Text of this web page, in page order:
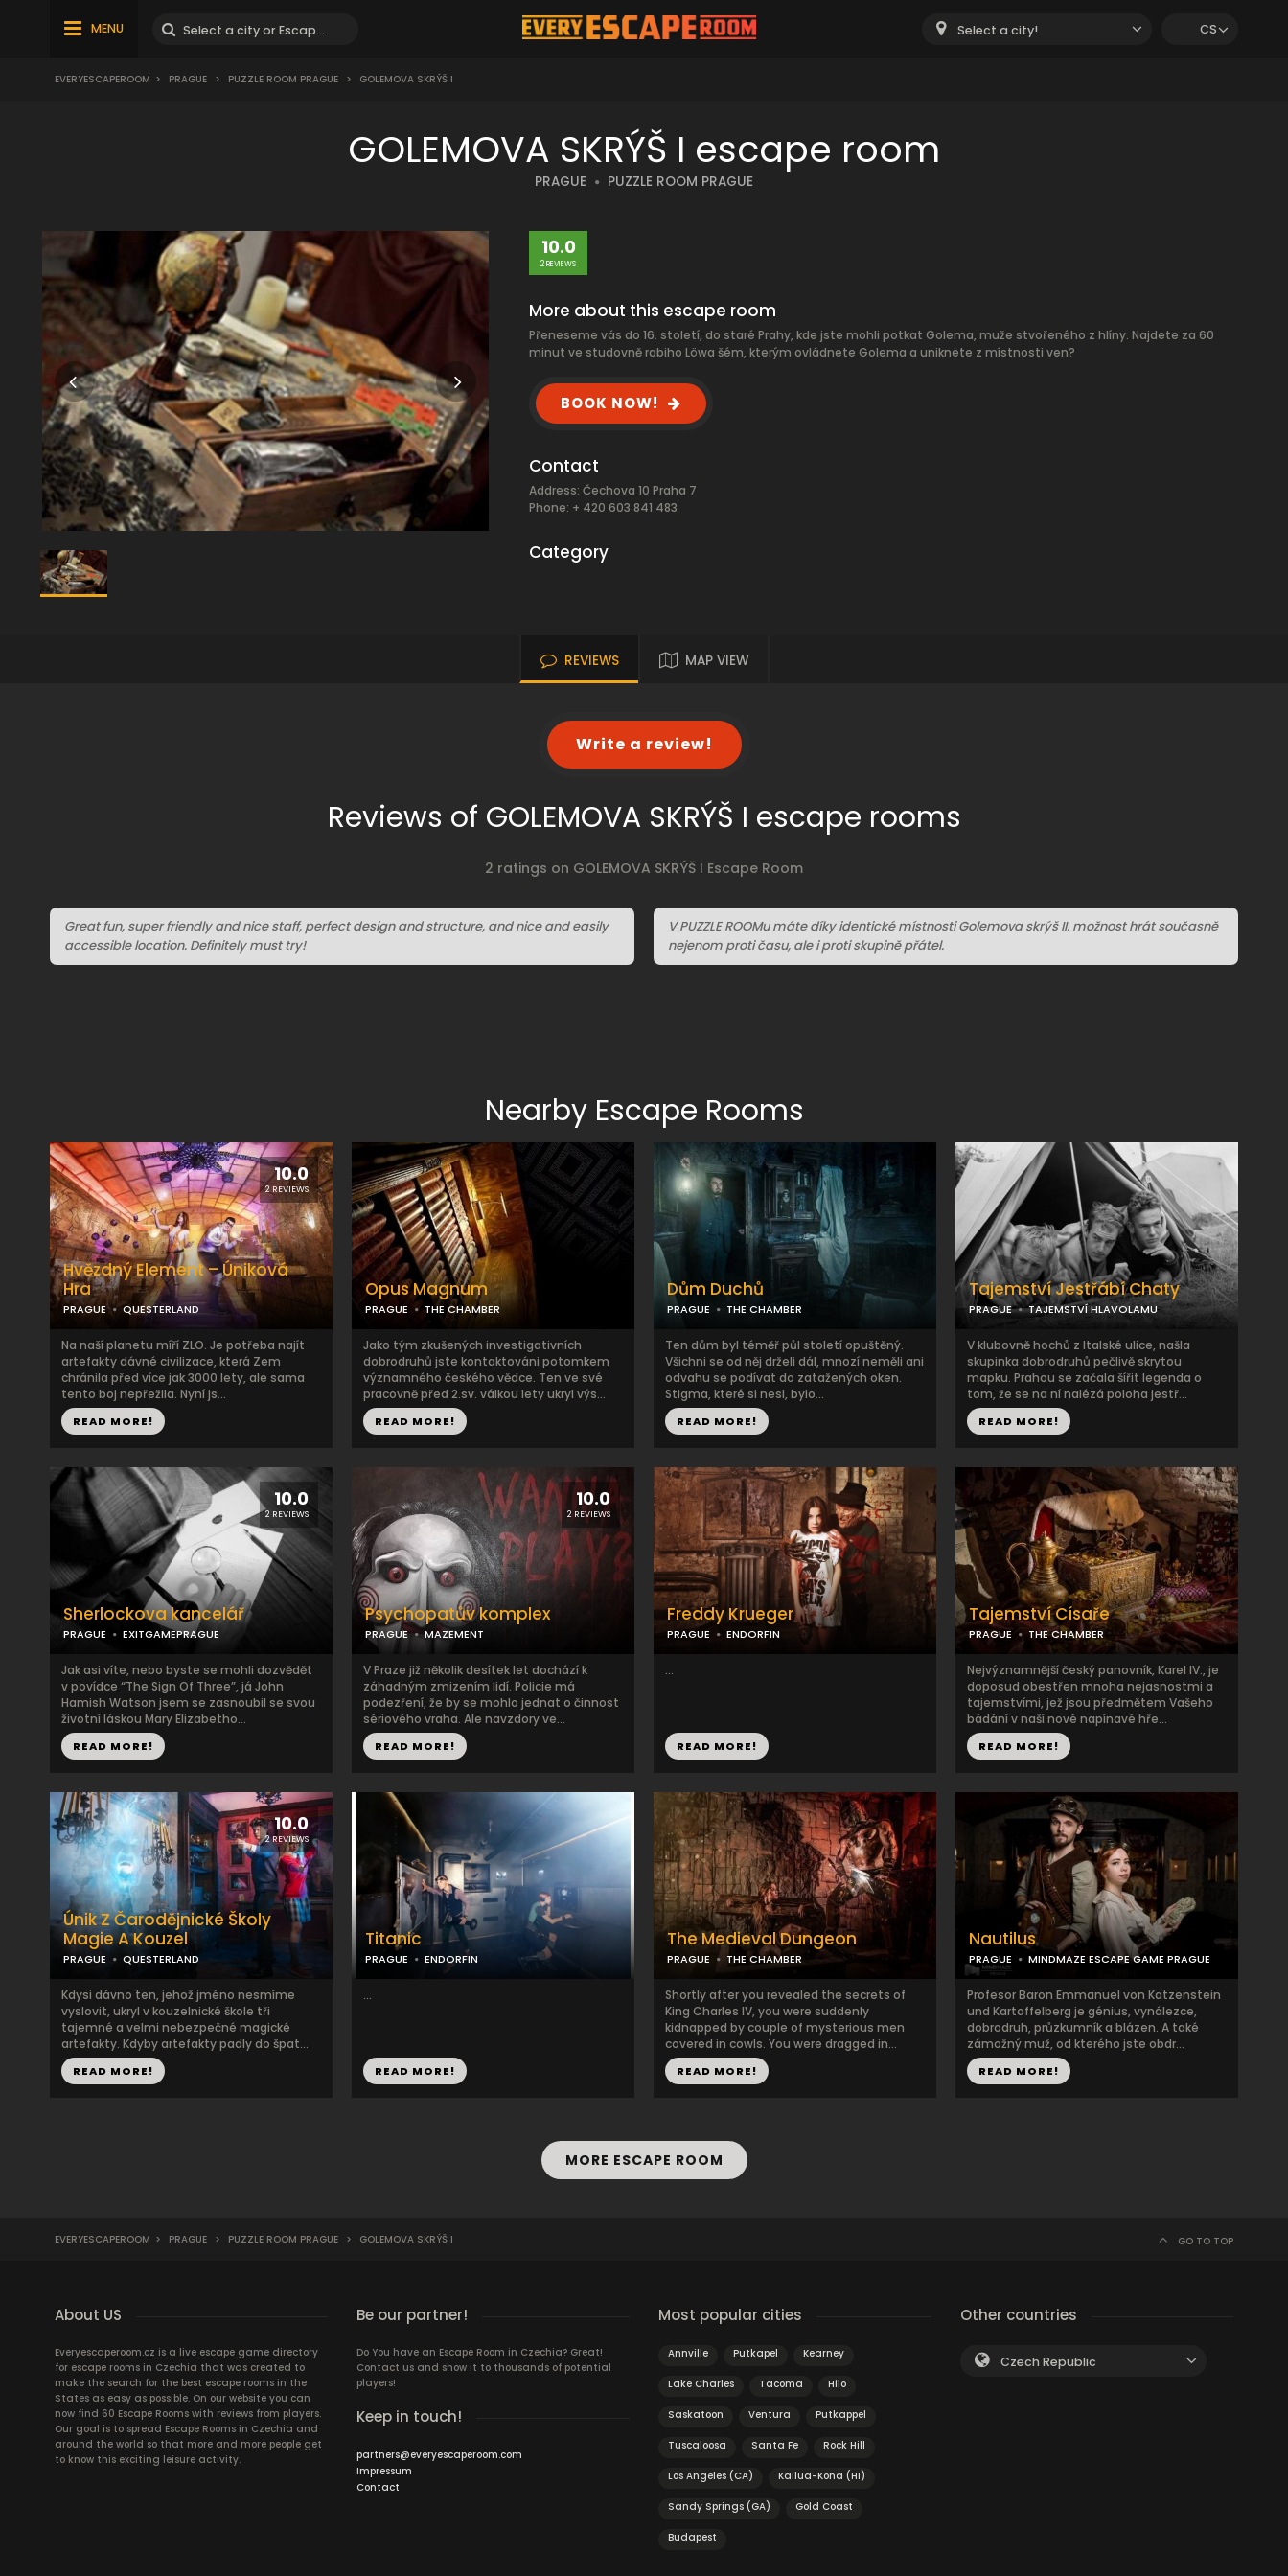
MENU Select a city! CS
EVERYESCAPEROOM > PRAGUE > PUZZLE ROOM PRAGUE > GOLEMOVA SKRÝŠ I
GOLEMOVA SKRÝŠ I escape room
PRAGUE PUZZLE ROOM PRAGUE
10.0
2 REVIEWS
More about this escape room
Přeneseme vás do 16. století, do staré Prahy, kde jste mohli potkat Golema, muže stvořeného z hlíny. Najdete za 60
minut ve studovně rabiho Löwa šém, kterým ovládnete Golema a uniknete z místnosti ven?
BOOK NOW!
Contact
Address: Čechova 10 Praha 7
Phone: + 420 603 841 483
Category
REVIEWS MAP VIEW
Write a review!
Reviews of GOLEMOVA SKRÝŠ I escape rooms
2 ratings on GOLEMOVA SKRÝŠ I Escape Room
Great fun, super friendly and nice staff, perfect design and structure, and nice and easily
accessible location. Definitely must try!
V PUZZLE ROOMu máte díky identické místnosti Golemova skrýš II. možnost hrát současně
nejenom proti času, ale i proti skupině přátel.
Nearby Escape Rooms
10.0
2 REVIEWS
Hvězdný Element – Úniková
Hra
PRAGUE QUESTERLAND
Na naší planetu míří ZLO. Je potřeba najít
artefakty dávné civilizace, která Zem
chránila před více jak 3000 lety, ale sama
tento boj nepřežila. Nyní js...
READ MORE!
Opus Magnum
PRAGUE THE CHAMBER
Jako tým zkušených investigativních
dobrodruhů jste kontaktováni potomkem
významného českého vědce. Ten ve své
pracovně před 2.sv. válkou lety ukryl výs...
READ MORE!
Dům Duchů
PRAGUE THE CHAMBER
Ten dům byl téměř půl století opuštěný.
Všichni se od něj drželi dál, mnozí neměli ani
odvahu se podívat do zatažených oken.
Stigma, které si nesl, bylo...
READ MORE!
Tajemství Jestřábí Chaty
PRAGUE TAJEMSTVÍ HLAVOLAMU
V klubovně hochů z Italské ulice, našla
skupinka dobrodruhů pečlivě skrytou
mapku. Prahou se začala šířit legenda o
tom, že se na ní nalézá poloha jestř...
READ MORE!
10.0
2 REVIEWS
Sherlockova kancelář
PRAGUE EXITGAMEPRAGUE
Jak asi víte, nebo byste se mohli dozvědět
v povídce “The Sign Of Three”, já John
Hamish Watson jsem se zasnoubil se svou
životní láskou Mary Elizabetho...
READ MORE!
10.0
2 REVIEWS
Psychopatův komplex
PRAGUE MAZEMENT
V Praze již několik desítek let dochází k
záhadným zmizením lidí. Policie má
podezření, že by se mohlo jednat o činnost
sériového vraha. Ale navzdory ve...
READ MORE!
Freddy Krueger
PRAGUE ENDORFIN
...
READ MORE!
Tajemství Císaře
PRAGUE THE CHAMBER
Nejvýznamnější český panovník, Karel IV., je
doposud obestřen mnoha nejasnostmi a
tajemstvími, jež jsou předmětem Vašeho
bádání v naší nové napínavé hře...
READ MORE!
10.0
2 REVIEWS
Únik Z Čarodějnické Školy
Magie A Kouzel
PRAGUE QUESTERLAND
Kdysi dávno ten, jehož jméno nesmíme
vyslovit, ukryl v kouzelnické škole tři
tajemné a velmi nebezpečné magické
artefakty. Kdyby artefakty padly do špat...
READ MORE!
Titanic
PRAGUE ENDORFIN
...
READ MORE!
The Medieval Dungeon
PRAGUE THE CHAMBER
Shortly after you revealed the secrets of
King Charles IV, you were suddenly
kidnapped by couple of mysterious men
covered in cowls. You were dragged in...
READ MORE!
Nautilus
PRAGUE MINDMAZE ESCAPE GAME PRAGUE
Profesor Baron Emmanuel von Katzenstein
und Kartoffelberg je génius, vynálezce,
dobrodruh, průzkumník a blázen. A také
zámožný muž, od kterého jste obdr...
READ MORE!
MORE ESCAPE ROOM
EVERYESCAPEROOM > PRAGUE > PUZZLE ROOM PRAGUE > GOLEMOVA SKRÝŠ I GO TO TOP
About US
Everyescaperoom.cz is a live escape game directory
for escape rooms in Czechia that was created to
make the search for the best escape rooms in the
States as easy as possible. On our website you can
now find 60 Escape Rooms with reviews from players.
Our goal is to spread Escape Rooms in Czechia and
around the world so that more and more people get
to know this exciting leisure activity.
Be our partner!
Do You have an Escape Room in Czechia? Great!
Contact us and show it to thousands of potential
players!
Keep in touch!
partners@everyescaperoom.com
Impressum
Contact
Most popular cities
Annville Putkapel Kearney
Lake Charles Tacoma Hilo
Saskatoon Ventura Putkappel
Tuscaloosa Santa Fe Rock Hill
Los Angeles (CA) Kailua-Kona (HI)
Sandy Springs (GA) Gold Coast
Budapest
Other countries
Czech Republic